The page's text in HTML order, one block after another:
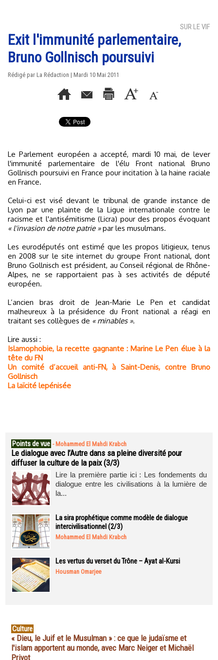
SUR LE VIF
Exit l'immunité parlementaire,
Bruno Gollnisch poursuivi
Rédigé par La Rédaction | Mardi 10 Mai 2011
Le Parlement européen a accepté, mardi 10 mai, de lever
l'immunité parlementaire de l'élu Front national Bruno
Gollnisch poursuivi en France pour incitation à la haine raciale
en France.
Celui-ci est visé devant le tribunal de grande instance de
Lyon par une plainte de la Ligue internationale contre le
racisme et l'antisémitisme (Licra) pour des propos évoquant
« l'invasion de notre patrie »par les musulmans.
Les eurodéputés ont estimé que les propos litigieux, tenus
en 2008 sur le site internet du groupe Front national, dont
Bruno Gollnisch est président, au Conseil régional de Rhône-
Alpes, ne se rapportaient pas à ses activités de député
européen.
L’ancien bras droit de Jean-Marie Le Pen et candidat
malheureux à la présidence du Front national a réagi en
traitant ses collègues de « minables ».
Lire aussi :
Islamophobie, la recette gagnante : Marine Le Pen élue à la
tête du FN
Un comité d’accueil anti-FN, à Saint-Denis, contre Bruno
Gollnisch
La laïcité lepénisée
Points de vue - Mohammed El Mahdi Krabch
Le dialogue avec l’Autre dans sa pleine diversité pour
diffuser la culture de la paix (3/3)
Lire la première partie ici : Les fondements du
dialogue entre les civilisations à la lumière de
la...
La sira prophétique comme modèle de dialogue
intercivilisationnel (2/3)
Mohammed El Mahdi Krabch
Les vertus du verset du Trône – Ayat al-Kursi
Housman Omarjee
Culture
« Dieu, le Juif et le Musulman » : ce que le judaïsme et
l'islam apportent au monde, avec Marc Neiger et Michaël
Privot